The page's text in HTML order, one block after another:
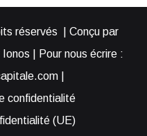
réservés | Conçu par
| Pour nous écrire :
|
confidentialité
(UE)